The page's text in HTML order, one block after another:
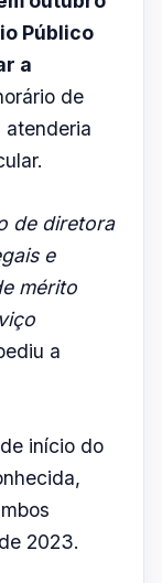
2018,
da
em
do
de Diretora
de 2025,
de
outubro
Público
de